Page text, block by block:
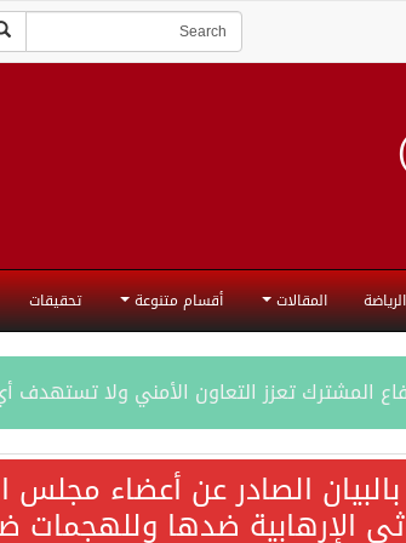
الرياضة المقالات أقسام متنوعة تحقيقات
المشترك تعزز التعاون الأمني ولا تستهدف
مكة تعكس الإرادة السياسية لحماية أمن
بالبيان الصادر عن أعضاء
ضدها وللهجمات ضد